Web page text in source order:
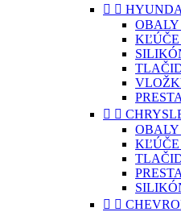
 
 
 